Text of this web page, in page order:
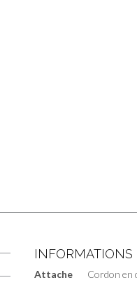
INFORMATIONS
Attache Cordon en